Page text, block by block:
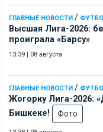
ГЛАВНЫЕ НОВОСТИ /
Высшая Лига-2026:
проиграла «Барсу»
13:39 | 08 августа
ГЛАВНЫЕ НОВОСТИ /
Жогорку Лига-2026:
Бишкеке!
Фото